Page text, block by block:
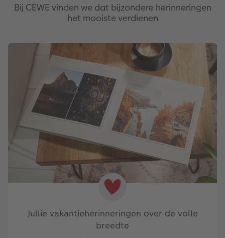
Bij CEWE vinden we dat bijzondere herinneringen
het mooiste verdienen
Jullie vakantieherinneringen over de volle
breedte